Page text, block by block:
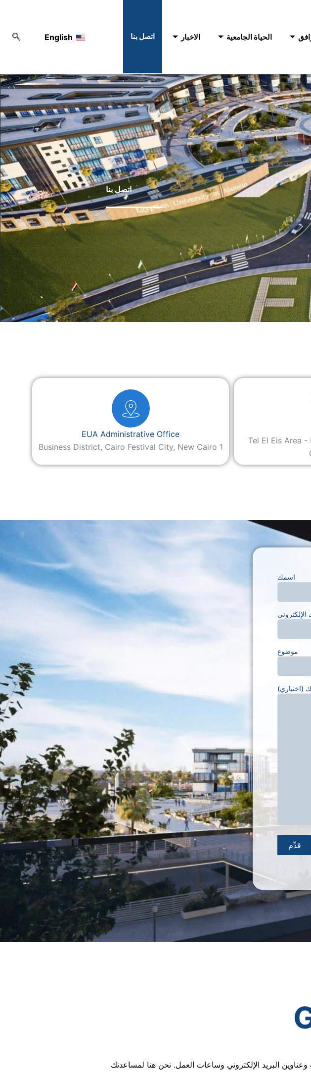
الحياة الجامعية الاخبار اتصل بنا English
اتصل بنا
Tel El Eis Area
EUA Administrative Office
Business District, Cairo Festival City, New Cairo 1
اسمك
الإلكتروني
موضوع
(اختياري)
البريد الإلكتروني وساعات العمل. نحن هنا لمساعدتك